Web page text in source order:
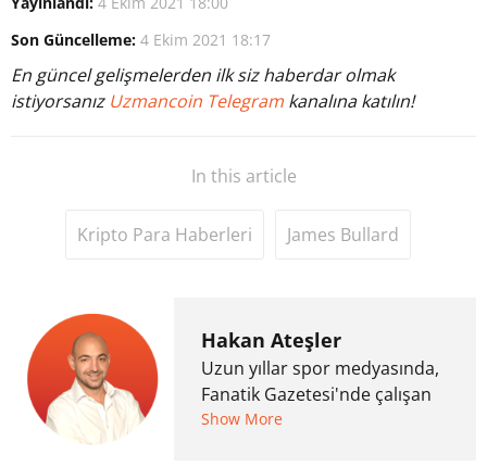
Son Güncelleme: 4 Ekim 2021 18:17
En güncel gelişmelerden ilk siz haberdar olmak
istiyorsanız Uzmancoin Telegram kanalına katılın!
In this article
Kripto Para Haberleri James Bullard
Hakan Ateşler
Uzun yıllar spor medyasında,
Fanatik Gazetesi'nde çalışan
Hakan Ateşler, 2020 yılında
Show More